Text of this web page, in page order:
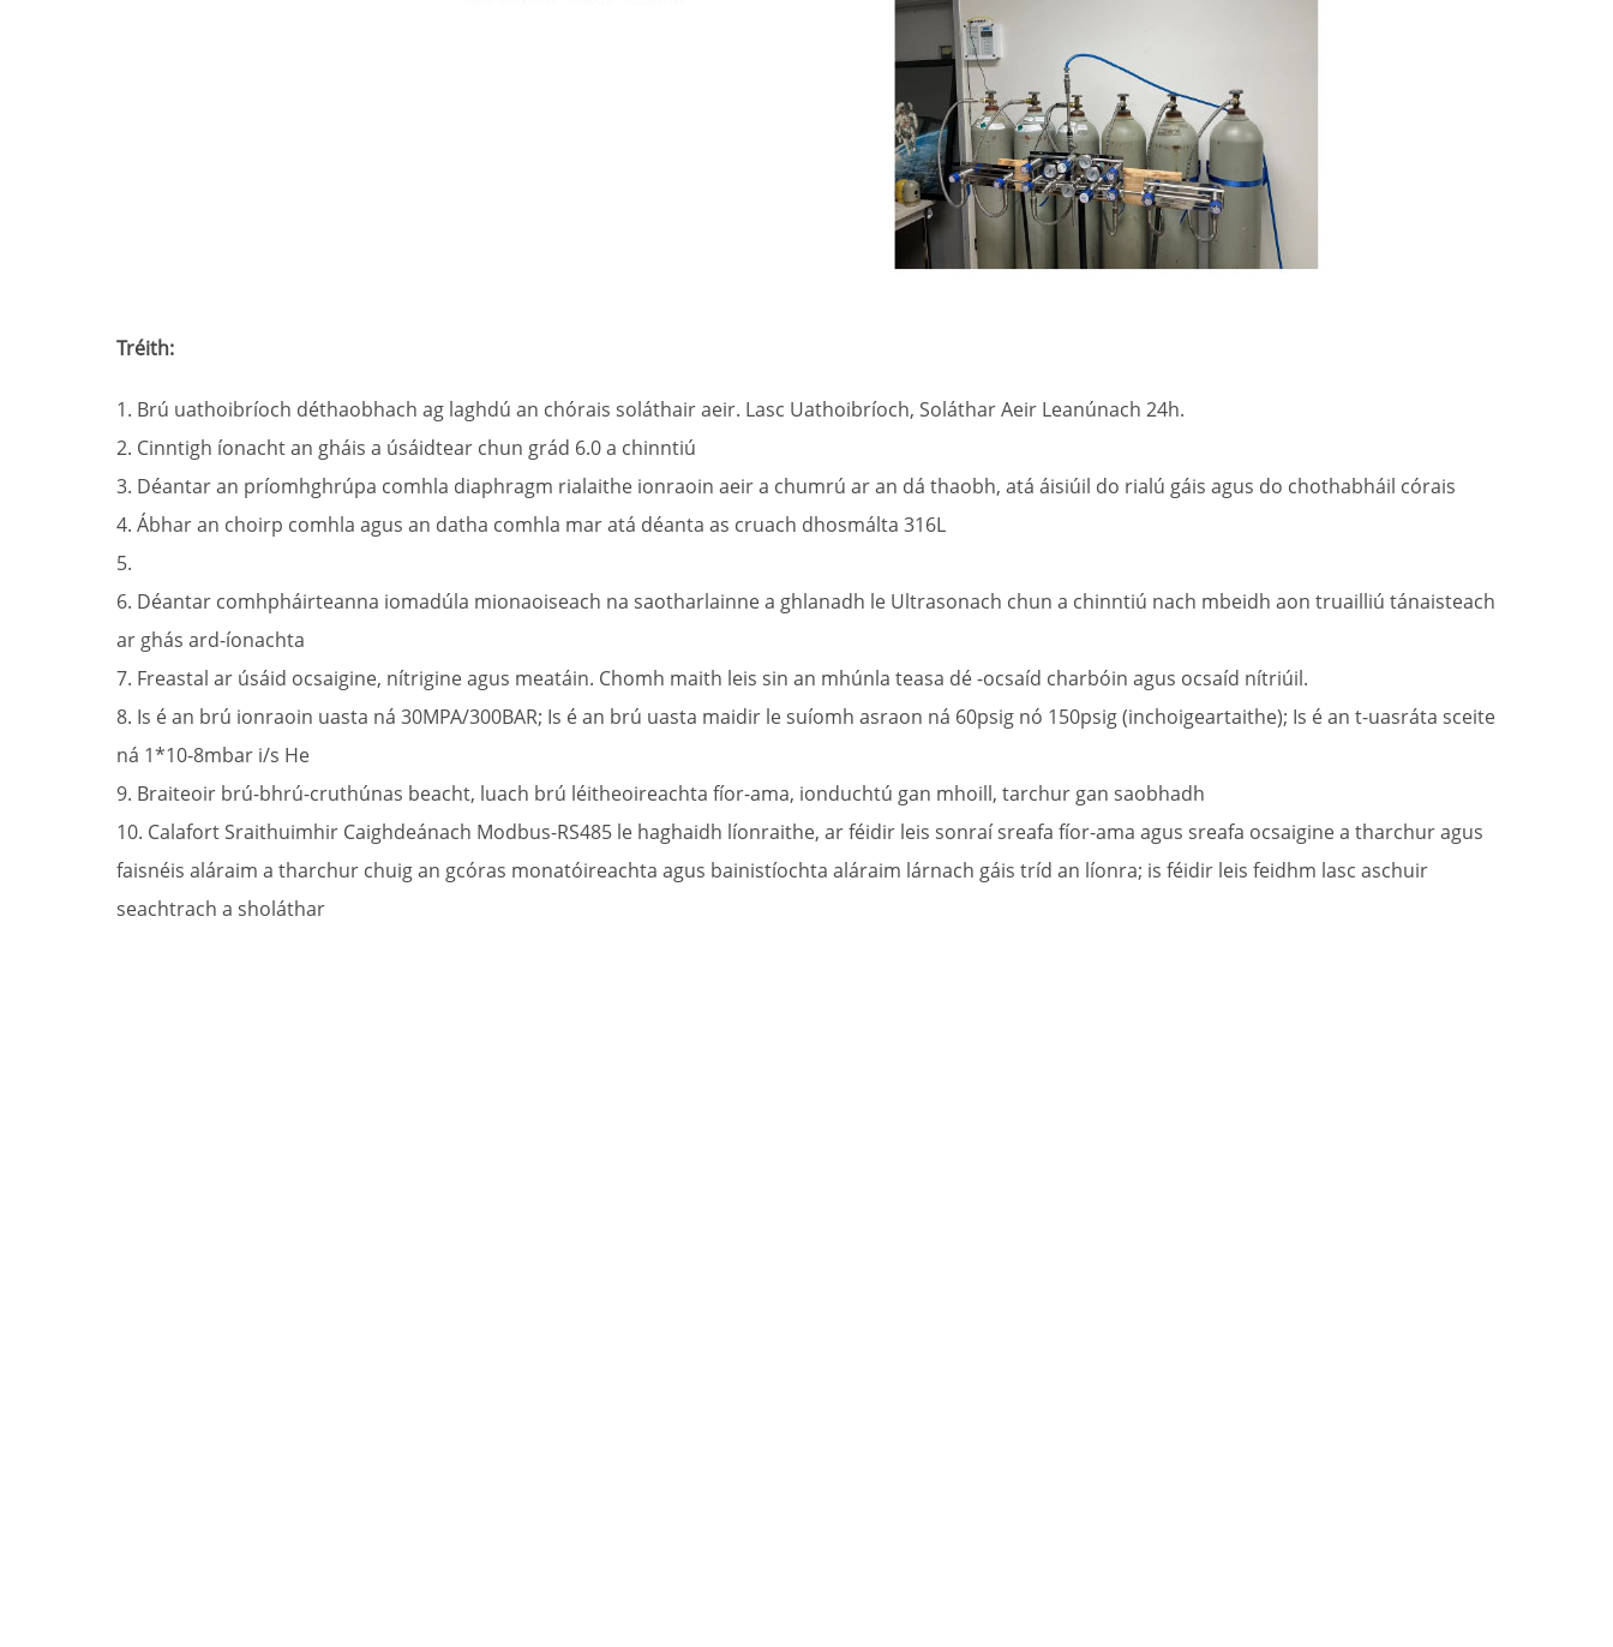
Tréith:
1. Brú uathoibríoch déthaobhach ag laghdú an chórais soláthair aeir. Lasc Uathoibríoch, Soláthar Aeir Leanúnach 24h.
2. Cinntigh íonacht an gháis a úsáidtear chun grád 6.0 a chinntiú
3. Déantar an príomhghrúpa comhla diaphragm rialaithe ionraoin aeir a chumrú ar an dá thaobh, atá áisiúil do rialú gáis agus do chothabháil córais
4. Ábhar an choirp comhla agus an datha comhla mar atá déanta as cruach dhosmálta 316L
5.
6. Déantar comhpháirteanna iomadúla mionaoiseach na saotharlainne a ghlanadh le Ultrasonach chun a chinntiú nach mbeidh aon truailliú tánaisteach
ar ghás ard-íonachta
7. Freastal ar úsáid ocsaigine, nítrigine agus meatáin. Chomh maith leis sin an mhúnla teasa dé -ocsaíd charbóin agus ocsaíd nítriúil.
8. Is é an brú ionraoin uasta ná 30MPA/300BAR; Is é an brú uasta maidir le suíomh asraon ná 60psig nó 150psig (inchoigeartaithe); Is é an t-uasráta sceite
ná 1*10-8mbar i/s He
9. Braiteoir brú-bhrú-cruthúnas beacht, luach brú léitheoireachta fíor-ama, ionduchtú gan mhoill, tarchur gan saobhadh
10. Calafort Sraithuimhir Caighdeánach Modbus-RS485 le haghaidh líonraithe, ar féidir leis sonraí sreafa fíor-ama agus sreafa ocsaigine a tharchur agus
faisnéis aláraim a tharchur chuig an gcóras monatóireachta agus bainistíochta aláraim lárnach gáis tríd an líonra; is féidir leis feidhm lasc aschuir
seachtrach a sholáthar